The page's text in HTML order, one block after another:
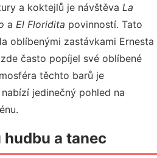
a koktejlů je návštěva La
a El Floridita povinností. Tato
oblíbenými zastávkami Ernesta
často popíjel své oblíbené
těchto barů je
jedinečný pohled na
a tanec